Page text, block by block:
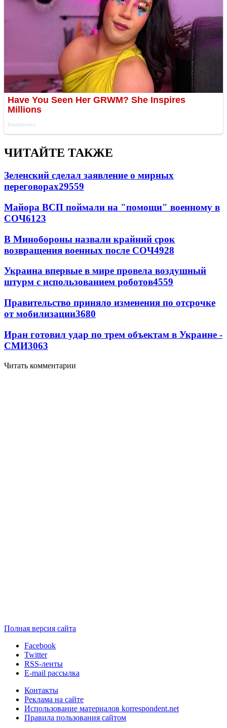
ЧИТАЙТЕ ТАКЖЕ
Зеленский сделал заявление о мирных
переговорах29559
Майора ВСП поймали на "помощи" военному в
СОЧ6123
В Минобороны назвали крайний срок
возвращения военных после СОЧ4928
Украина впервые в мире провела воздушный
штурм с использованием роботов4559
Правительство приняло изменения по отсрочке
от мобилизации3680
Иран готовил удар по трем объектам в Украине -
СМИ3063
Читать комментарии
Полная версия сайта
Facebook
Twitter
RSS-ленты
E-mail рассылка
Контакты
Реклама на сайте
Использование материалов korrespondent.net
Правила пользования сайтом